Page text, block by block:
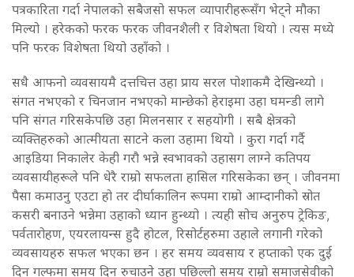
पत्रकारिता गर्दा नेपालको सबैजसो सफल व्यापारीहरूसँग भेट्ने मौका
मिल्यो । हरेकको फरक फरक जीवनशैली र विशेषता थियो । त्यस मध्ये
पनि फरक विशेषता थियो उहाँको ।
सधै आफनो व्यवसायमै दत्तचित्त उहा प्राय सरल पोशाकमै देखिन्थ्यो ।
संगत नभएको र चिनजान नभएको मान्छेको हेराइमा उहा घमन्डी लागे
पनि संगत गरिसकेपछि उहा मिलनसार र सहयोगी । सबै क्षेत्रको
व्यक्तिहरुको आत्मीयता साटने कला उहामा थियो । कुरा गर्दा गर्दै
आइडिया निकालेर केही गरौ भन्ने स्वभावको उहासग लाग्ने कतिपय
व्यवसायीहरूले पनि धेरै राम्रो सफलता हासिल गरिसकेका छन् । जीवनमा
पैसा कमाउनु एउटा हो तर दीर्घाकालिन रूपमा राम्रो आम्दानीको स्रोत
कसरी बनाउने भन्नेमा उहाको ध्यान हुन्थ्यो । त्यही सोच अनुरुप ट्रेकिङ,
पर्वतारोहण, एयरलायन्स हुदै होटल, रिसोर्टहरुमा उहाले लगानी गरेको
व्यवसायहरु सफल भएका छन । हर समय व्यवसाय र हप्ताको एक दुई
दिन गल्फमा समय दिन रुचाउने उहा पछिल्लो समय राम्रो समाजसेवीको